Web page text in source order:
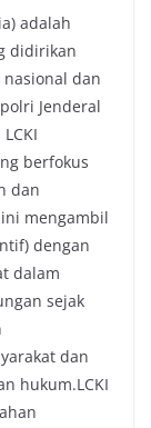
adalah
didirikan
nasional dan
Jenderal
berfokus
dan
mengambil
dengan
dalam
sejak
dan
hukum.LCKI